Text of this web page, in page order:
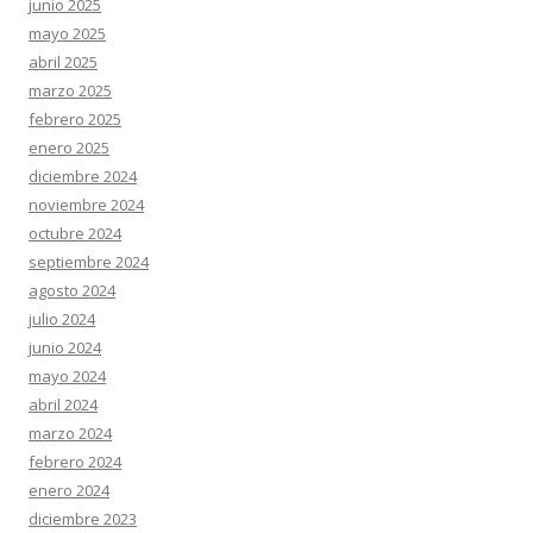
junio 2025
mayo 2025
abril 2025
marzo 2025
febrero 2025
enero 2025
diciembre 2024
noviembre 2024
octubre 2024
septiembre 2024
agosto 2024
julio 2024
junio 2024
mayo 2024
abril 2024
marzo 2024
febrero 2024
enero 2024
diciembre 2023